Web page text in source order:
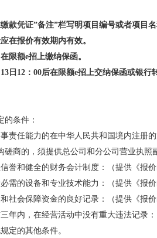
款凭证”备注”栏写明项目编号或者项目名
在报价有效期内有效。
限额e招上缴纳保函。
日 12：00后在限额e招上交纳保函或银行
的条件：
事责任能力的在中华人民共和国境内注
磋商的，须提供总公司和分公司营业执照
信誉和健全的财务会计制度：（提供《报
必需的设备和专业技术能力：（提供《报
和社会保障资金的良好记录：（提供《报
三年内，在经营活动中没有重大违法记录
定的其他条件。